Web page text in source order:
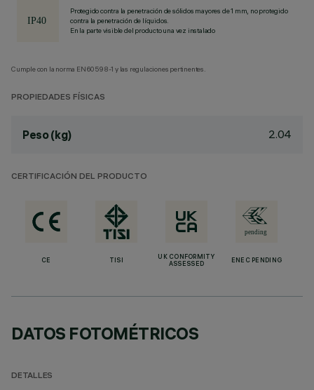
Protegido contra la penetración de sólidos mayores de 1 mm, no protegido
contra la penetración de líquidos.
En la parte visible del producto una vez instalado
Cumple con la norma EN60598-1 y las regulaciones pertinentes.
PROPIEDADES FÍSICAS
Peso (kg) 2.04
CERTIFICACIÓN DEL PRODUCTO
CE TISI
UK CONFORMITY
ASSESSED
ENEC PENDING
DATOS FOTOMÉTRICOS
DETALLES